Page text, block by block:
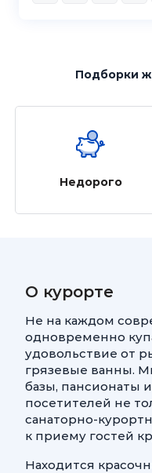
Подборки
Недорого
О курорте
Не на каждом
одновременно
удовольствие от
грязевые ванны.
базы, пансионаты
посетителей не
санаторно-
к приему гостей
Находится